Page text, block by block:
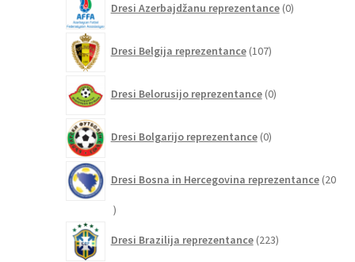
Dresi Azerbajdžanu reprezentance 0izdelkov
Dresi Belgija reprezentance 107izdelkov
Dresi Belorusijo reprezentance 0izdelkov
Dresi Bolgarijo reprezentance 0izdelkov
Dresi Bosna in Hercegovina reprezentance 20
20
Dresi Brazilija reprezentance 223izdelkov